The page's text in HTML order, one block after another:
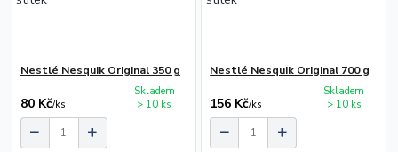
Nestlé Nesquik Original 350 g
80 Kč/ks
Skladem
> 10 ks
Nestlé Nesquik Original 700 g
156 Kč/ks
Skladem
> 10 ks